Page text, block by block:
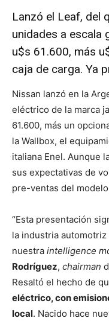
Lanzó el Leaf, del
unidades a escala
u$s 61.600, más
caja de carga. Ya
Nissan lanzó en la
eléctrico de la marca
61.600, más un
la Wallbox, el
italiana Enel. Aunque
sus expectativas de
pre-ventas del
“Esta presentación
la industria
nuestra intelligence
Rodríguez, chairman
Resaltó el hecho de
eléctrico, con
local. Nacido hace